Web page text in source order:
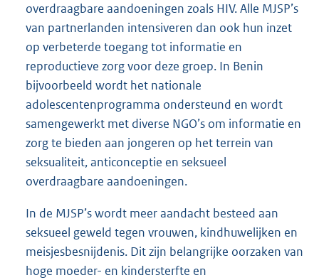
overdraagbare aandoeningen zoals HIV. Alle MJSP’s
van partnerlanden intensiveren dan ook hun inzet
op verbeterde toegang tot informatie en
reproductieve zorg voor deze groep. In Benin
bijvoorbeeld wordt het nationale
adolescentenprogramma ondersteund en wordt
samengewerkt met diverse NGO’s om informatie en
zorg te bieden aan jongeren op het terrein van
seksualiteit, anticonceptie en seksueel
overdraagbare aandoeningen.
In de MJSP’s wordt meer aandacht besteed aan
seksueel geweld tegen vrouwen, kindhuwelijken en
meisjesbesnijdenis. Dit zijn belangrijke oorzaken van
hoge moeder- en kindersterfte en